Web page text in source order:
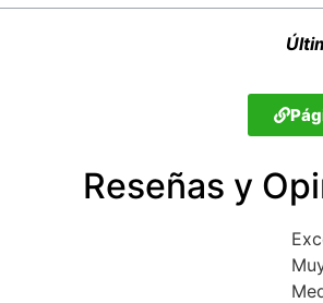
Reseñas y